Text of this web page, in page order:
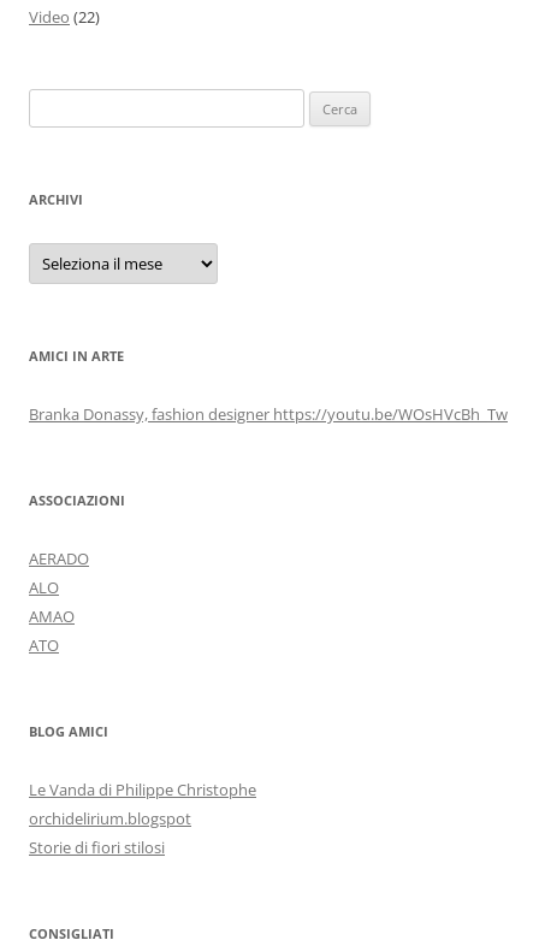
Video (22)
per:
ARCHIVI
Archivi
AMICI IN ARTE
Branka Donassy, fashion designer https://youtu.be/WOsHVcBh_Tw
ASSOCIAZIONI
AERADO
ALO
AMAO
ATO
BLOG AMICI
Le Vanda di Philippe Christophe
orchidelirium.blogspot
Storie di fiori stilosi
CONSIGLIATI